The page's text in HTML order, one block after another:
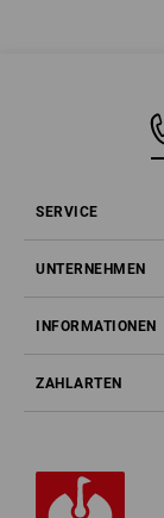
SERVICE
UNTERNEHMEN
INFORMATIONEN
ZAHLARTEN